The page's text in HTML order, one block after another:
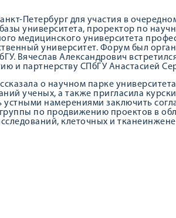
Петербург для участия в
университета, проректор по
медицинского университета
университет. Форум был
Вячеслав Александрович
и партнерству СПбГУ Анастасией
о научном парке
ученых, а также пригласила
устными намерениями заключить
по продвижению проектов в
клеточных и